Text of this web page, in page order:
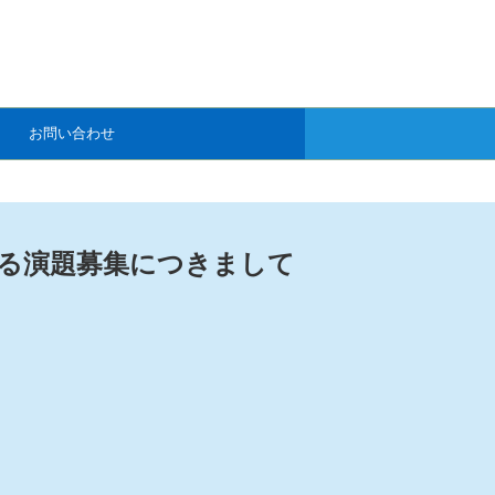
お問い合わせ
演題募集につきまして